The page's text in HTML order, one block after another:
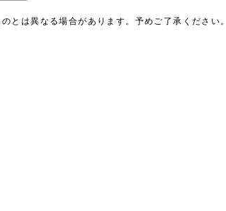
とは異なる場合があります。予めご了承ください。